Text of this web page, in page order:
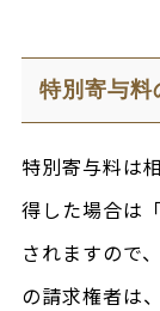
特別寄与料
特別寄与料は
得した場合は
されますので
の請求権者は